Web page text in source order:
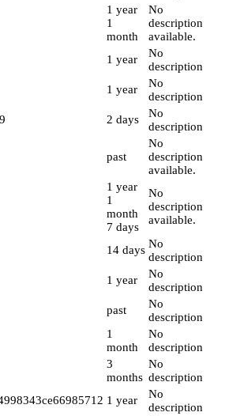
1 year
1
month
No
description
available.
1 year
No
description
1 year
No
description
2 days
No
description
past
No
description
available.
1 year
1
month
7 days
No
description
available.
14 days No
description
1 year
No
description
past
No
description
1
month
No
description
3
months
No
description
1 year
No
description